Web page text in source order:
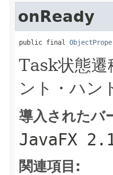
onReady
public final
Task状態
ント・ハン
導入されたバ
JavaFX
関連項目: